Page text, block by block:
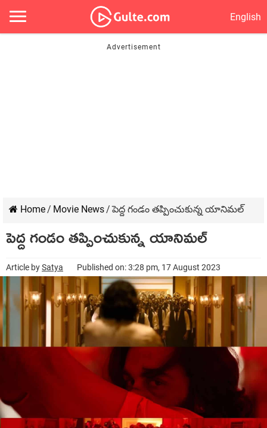
English
Home/ Movie News/ పెద్ద గండం తప్పించుకున్న యానిమల్
పెద్ద గండం తప్పించుకున్న యానిమల్
Article bySatya Published on: 3:28 pm, 17 August 2023